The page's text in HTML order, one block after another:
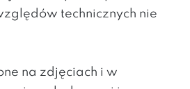
technicznych nie
na zdjęciach i w